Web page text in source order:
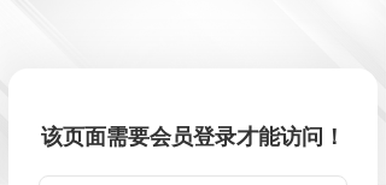
该页面需要会员登录才能访问！